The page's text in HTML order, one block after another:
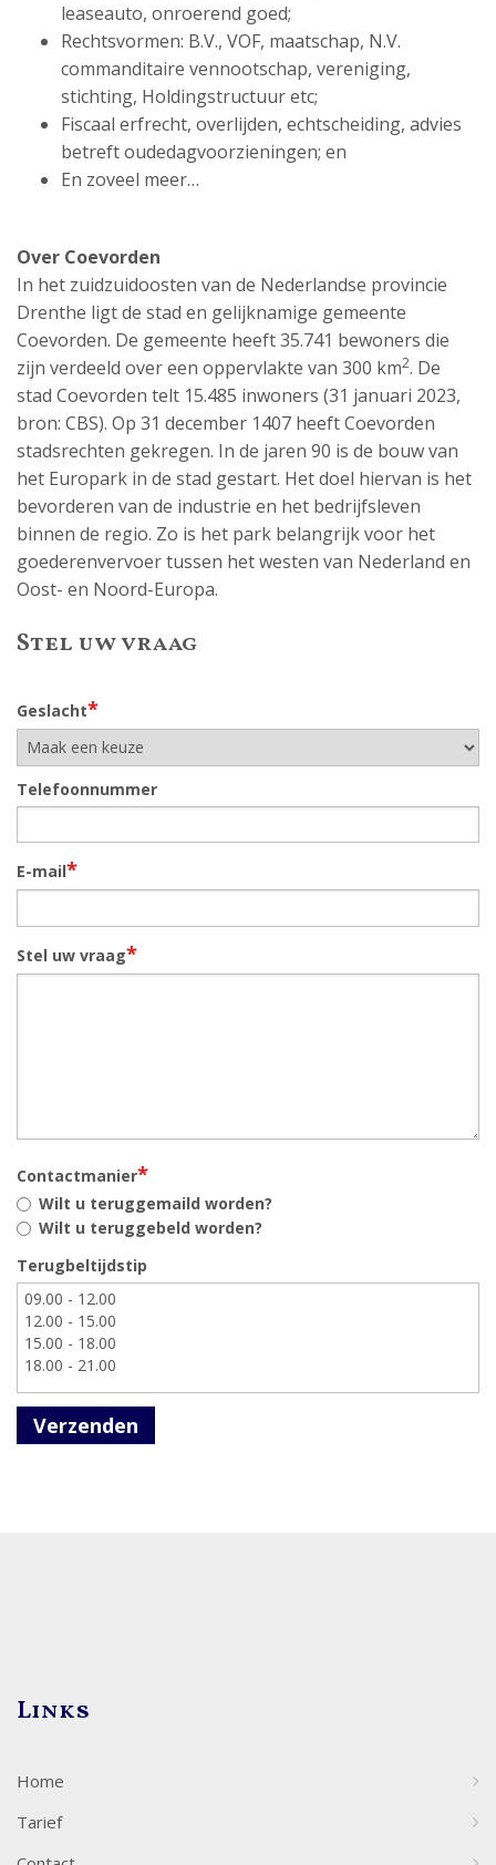
leaseauto, onroerend goed;
Rechtsvormen: B.V., VOF, maatschap, N.V.
commanditaire vennootschap, vereniging,
stichting, Holdingstructuur etc;
Fiscaal erfrecht, overlijden, echtscheiding, advies
betreft oudedagvoorzieningen; en
En zoveel meer…
Over Coevorden
In het zuidzuidoosten van de Nederlandse provincie
Drenthe ligt de stad en gelijknamige gemeente
Coevorden. De gemeente heeft 35.741 bewoners die
zijn verdeeld over een oppervlakte van 300 km2. De
stad Coevorden telt 15.485 inwoners (31 januari 2023,
bron: CBS). Op 31 december 1407 heeft Coevorden
stadsrechten gekregen. In de jaren 90 is de bouw van
het Europark in de stad gestart. Het doel hiervan is het
bevorderen van de industrie en het bedrijfsleven
binnen de regio. Zo is het park belangrijk voor het
goederenvervoer tussen het westen van Nederland en
Oost- en Noord-Europa.
Stel uw vraag
Geslacht*
Telefoonnummer
E-mail*
Stel uw vraag*
Contactmanier*
Wilt u teruggemaild worden?
Wilt u teruggebeld worden?
Terugbeltijdstip
Verzenden
Links
Home
Tarief